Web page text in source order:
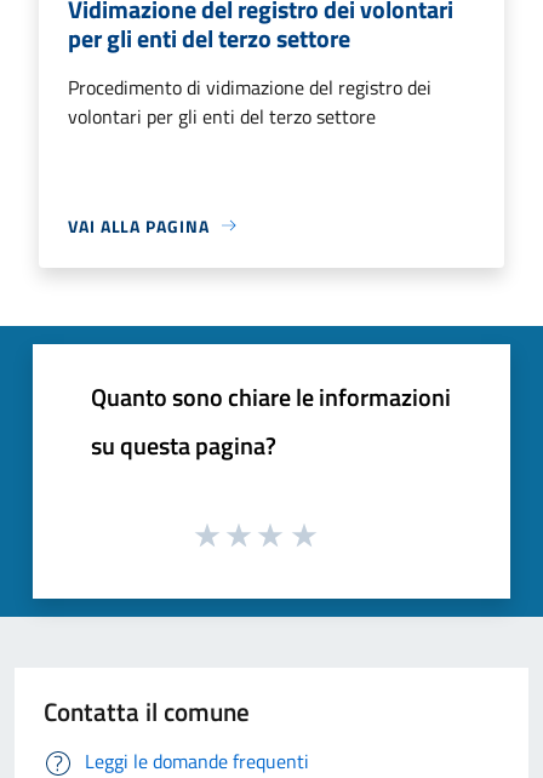
Vidimazione del registro dei volontari
per gli enti del terzo settore
Procedimento di vidimazione del registro dei
volontari per gli enti del terzo settore
VAI ALLA PAGINA
Quanto sono chiare le informazioni
su questa pagina?
Contatta il comune
Leggi le domande frequenti